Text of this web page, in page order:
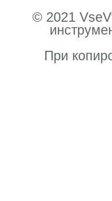
© 2021
При